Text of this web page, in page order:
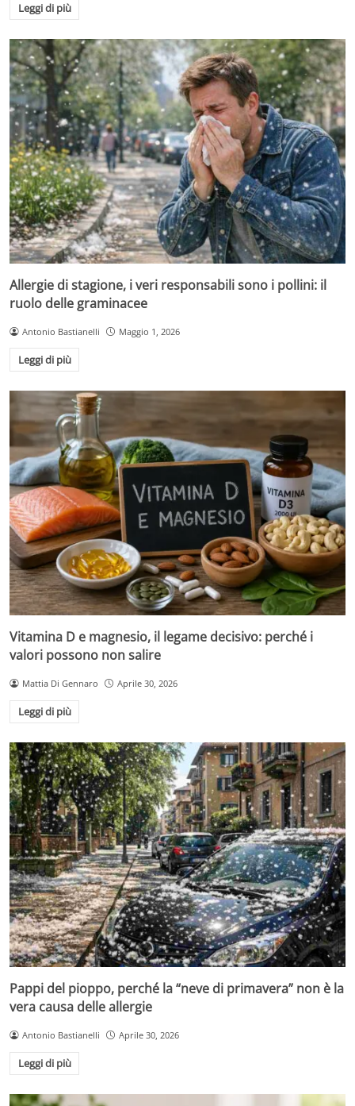
Leggi di più
Allergie di stagione, i veri responsabili sono i pollini: il
ruolo delle graminacee
Antonio Bastianelli Maggio 1, 2026
Leggi di più
Vitamina D e magnesio, il legame decisivo: perché i
valori possono non salire
Mattia Di Gennaro Aprile 30, 2026
Leggi di più
Pappi del pioppo, perché la “neve di primavera” non è la
vera causa delle allergie
Antonio Bastianelli Aprile 30, 2026
Leggi di più